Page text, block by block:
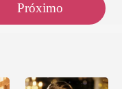
Próximo